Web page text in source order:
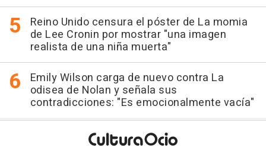
Reino Unido censura el póster de La momia
de Lee Cronin por mostrar "una imagen
realista de una niña muerta"
Emily Wilson carga de nuevo contra La
odisea de Nolan y señala sus
contradicciones: "Es emocionalmente vacía"